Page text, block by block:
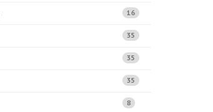
16
35
35
35
8